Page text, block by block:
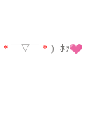
＊ ￣▽￣ ＊ ）ﾎｯ